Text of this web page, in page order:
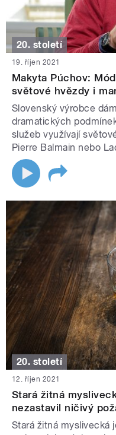
20. století
19. říjen 2021
Makyta Púchov:
světové hvězdy i
Slovenský výrobce
dramatických
služeb využívají
Pierre Balmain nebo
20. století
12. říjen 2021
Stará žitná
nezastavil ničivý
Stará žitná myslivecká